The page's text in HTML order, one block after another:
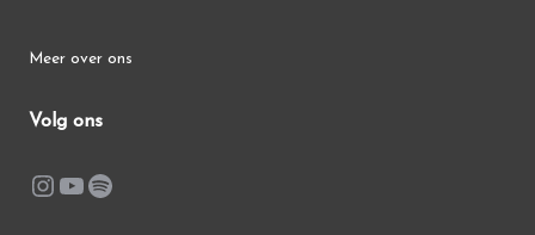
Meer over ons
Volg ons
Instagram
YouTube
Spotify